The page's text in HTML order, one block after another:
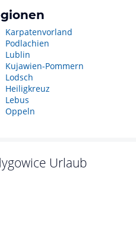
Karpatenvorland
Podlachien
Lublin
Kujawien-Pommern
Lodsch
Heiligkreuz
Lebus
Oppeln
Urlaub